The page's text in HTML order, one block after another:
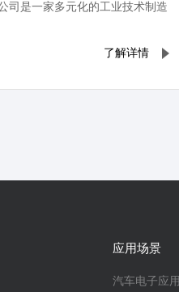
司是一家多元化的工业技术制造
了解详情
应用场景
汽车电子应用